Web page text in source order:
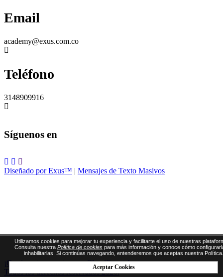
Email
academy@exus.com.co
Teléfono
3148909916
Síguenos en
Diseñado por Exus™ | Mensajes de Texto Masivos
¡Gestiona tus eventos con CloudEvents!
Todos los derechos reservados 2026.
Utilizamos cookies para mejorar tu experiencia y facilitarte el uso de nuestras
Consulta nuestra Política de cookies para más información y conoce cómo
inhabilitarlas. Si continúas navegando, entenderemos que aceptas nuestra Política.
Aceptar Cookies